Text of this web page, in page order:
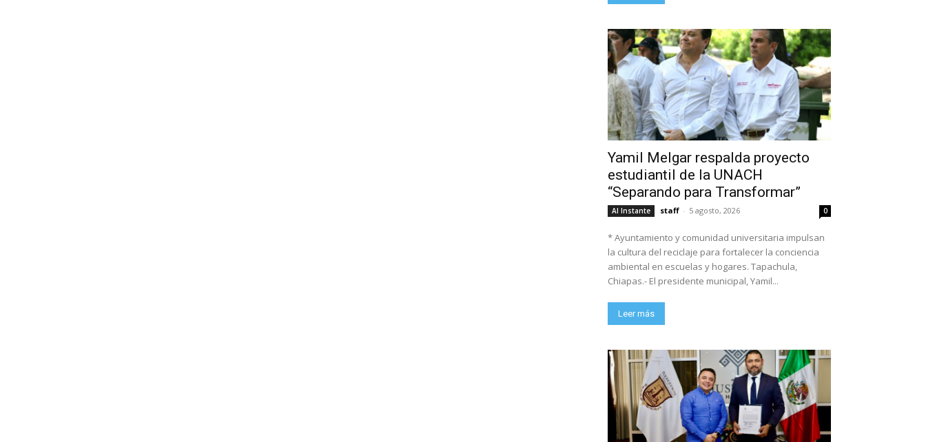
Yamil Melgar respalda proyecto
estudiantil de la UNACH
“Separando para Transformar”
Al Instante staff - 5 agosto, 2026 0
* Ayuntamiento y comunidad universitaria impulsan
la cultura del reciclaje para fortalecer la conciencia
ambiental en escuelas y hogares. Tapachula,
Chiapas.- El presidente municipal, Yamil...
Leer más